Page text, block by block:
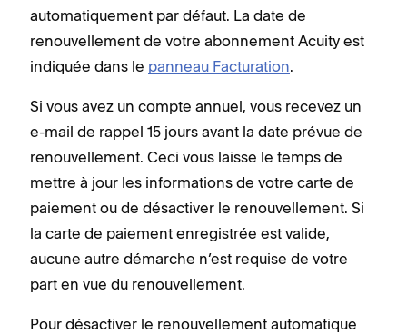
automatiquement par défaut. La date de
renouvellement de votre abonnement Acuity est
indiquée dans le panneau Facturation.
Si vous avez un compte annuel, vous recevez un
e-mail de rappel 15 jours avant la date prévue de
renouvellement. Ceci vous laisse le temps de
mettre à jour les informations de votre carte de
paiement ou de désactiver le renouvellement. Si
la carte de paiement enregistrée est valide,
aucune autre démarche n’est requise de votre
part en vue du renouvellement.
Pour désactiver le renouvellement automatique